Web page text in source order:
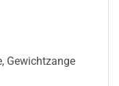
Gewichtzange